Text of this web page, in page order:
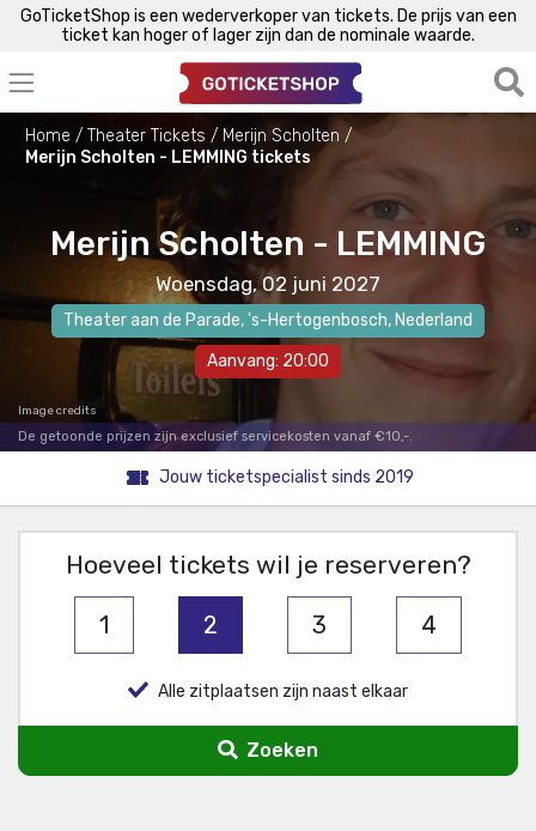
GoTicketShop is een wederverkoper van tickets. De prijs van een
ticket kan hoger of lager zijn dan de nominale waarde.
Home Theater Tickets
Merijn Scholten
Merijn Scholten - LEMMING tickets
Merijn Scholten - LEMMING
Woensdag, 02 juni 2027
Theater aan de Parade,'s-Hertogenbosch, Nederland
Aanvang: 20:00
Image credits
De getoonde prijzen zijn exclusief servicekosten vanaf €10,-.
Jouw ticketspecialist sinds 2019
Hoeveel tickets wil je reserveren?
1 2 3 4
Alle zitplaatsen zijn naast elkaar
Zoeken